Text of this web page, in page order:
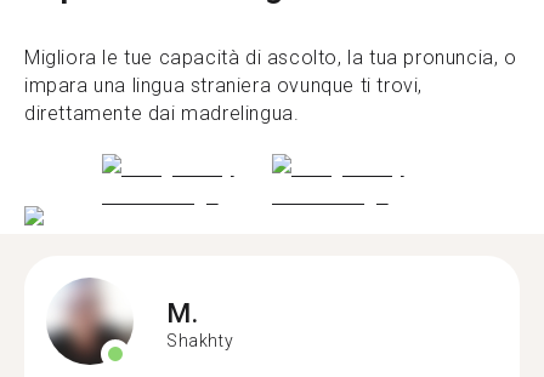
Migliora le tue capacità di ascolto, la tua pronuncia, o
impara una lingua straniera ovunque ti trovi,
direttamente dai madrelingua.
M.
Shakhty